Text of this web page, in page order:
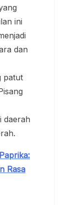
ini
dan
patut
daerah
Rasa